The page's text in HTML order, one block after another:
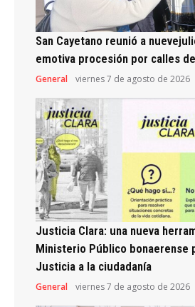
San Cayetano reunió a
emotiva procesión por calles
General viernes 7 de agosto de 2026
Justicia Clara: una nueva
Ministerio Público bonaerense
Justicia a la ciudadanía
General viernes 7 de agosto de 2026